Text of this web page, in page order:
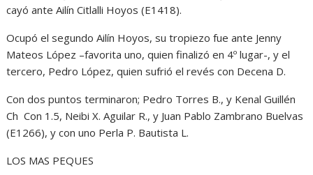
cayó ante Ailín Citlalli Hoyos (E1418).
Ocupó el segundo Ailín Hoyos, su tropiezo fue ante Jenny
Mateos López –favorita uno, quien finalizó en 4º lugar-, y el
tercero, Pedro López, quien sufrió el revés con Decena D.
Con dos puntos terminaron; Pedro Torres B., y Kenal Guillén
Ch Con 1.5, Neibi X. Aguilar R., y Juan Pablo Zambrano Buelvas
(E1266), y con uno Perla P. Bautista L.
LOS MAS PEQUES